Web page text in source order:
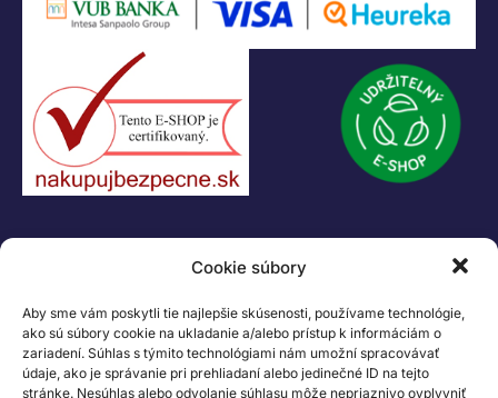
Cookie súbory
Aby sme vám poskytli tie najlepšie skúsenosti, používame technológie,
ako sú súbory cookie na ukladanie a/alebo prístup k informáciám o
zariadení. Súhlas s týmito technológiami nám umožní spracovávať
údaje, ako je správanie pri prehliadaní alebo jedinečné ID na tejto
stránke. Nesúhlas alebo odvolanie súhlasu môže nepriaznivo ovplyvniť
+421 907 919 608
legacik@legacik.sk
Legáčik s.r.o
Hrnčiarska 2/A